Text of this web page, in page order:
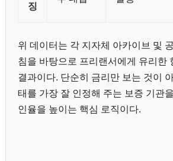
징
위 데이터는 각 지자체 아카이브 및
침을 바탕으로 프리랜서에게 유리한
결과이다. 단순히 금리만 보는 것이
태를 가장 잘 인정해 주는 보증 기관
인율을 높이는 핵심 로직이다.